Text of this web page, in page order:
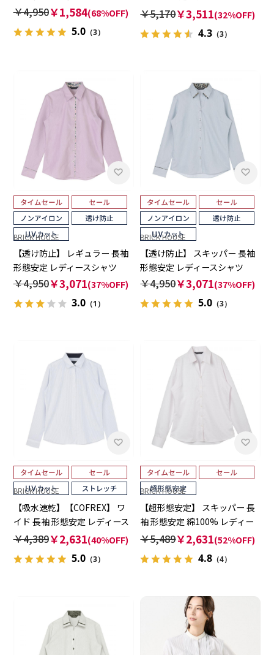
￥4,950￥1,584(68%OFF)
5.0（3）
長袖 形態安定 レディースシャ
￥5,170￥3,511(32%OFF)
4.3 （3）
BRICK HOUSE
【透け防止】 レギュラー 長袖
形態安定 レディースシャツ
￥4,950￥3,071(37%OFF)
3.0（1）
BRICK HOUSE
【透け防止】 スキッパー 長袖
形態安定 レディースシャツ
￥4,950￥3,071(37%OFF)
5.0 （3）
BRICK HOUSE
【吸水速乾】【COFREX】 ワ
イド 長袖 形態安定 レディース
シャツ
￥4,389￥2,631(40%OFF)
5.0（3）
BRICK HOUSE
【超形態安定】 スキッパー 長
袖 形態安定 綿100% レディー
スシャツ
￥5,489￥2,631(52%OFF)
4.8 （4）